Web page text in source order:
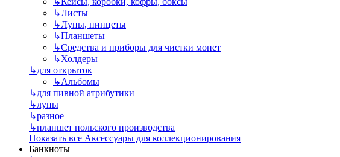
↳Листы
↳Лупы, пинцеты
↳Планшеты
↳Средства и приборы для чистки монет
↳Холдеры
↳для открыток
↳Альбомы
↳для пивной атрибутики
↳лупы
↳разное
↳планшет польского производства
Показать все Аксессуары для коллекционирования
Банкноты